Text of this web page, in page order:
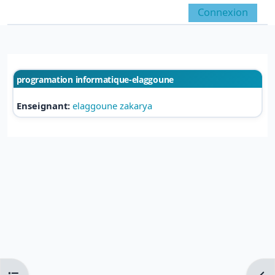
Panneau latéral
Activer/désactiver la
Connexion
programation informatique-elaggoune
Enseignant: elaggoune zakarya